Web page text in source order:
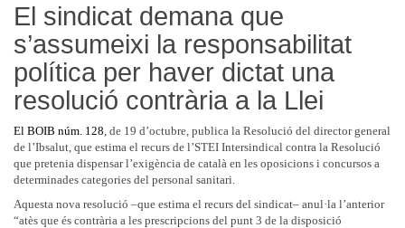
El sindicat demana que
s’assumeixi la responsabilitat
política per haver dictat una
resolució contrària a la Llei
El BOIB núm. 128 , de 19 d’octubre, publica la Resolució del director general
de l’Ibsalut, que estima el recurs de l’STEI Intersindical contra la Resolució
que pretenia dispensar l’exigència de català en les oposicions i concursos a
determinades categories del personal sanitari.
Aquesta nova resolució –que estima el recurs del sindicat– anul·la l’anterior
“atès que és contrària a les prescripcions del punt 3 de la disposició